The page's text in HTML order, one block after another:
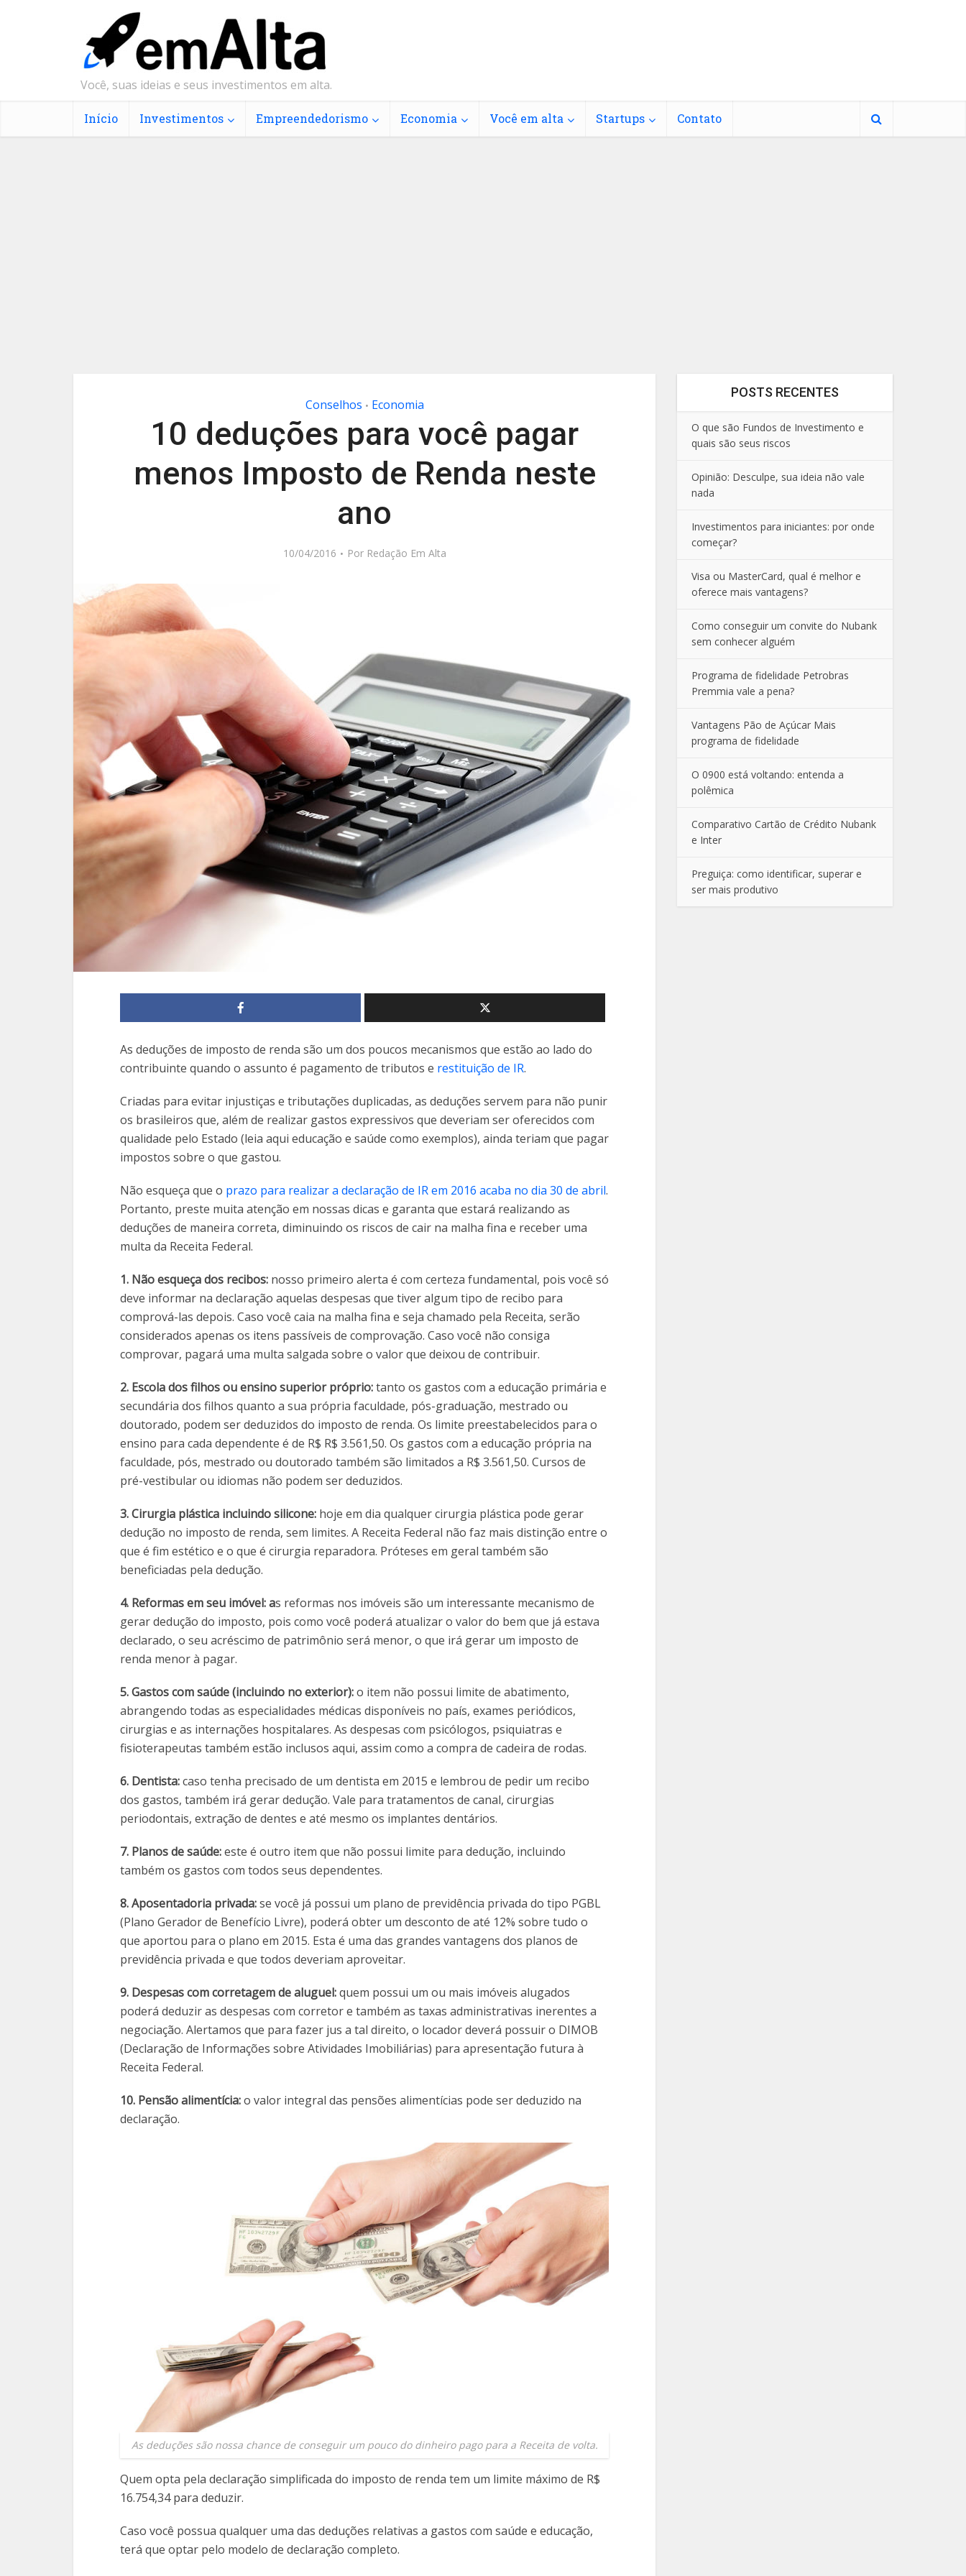
Você, suas ideias e seus investimentos em alta.
Início Investimentos Empreendedorismo Economia Você em alta Startups Contato
Conselhos • Economia
10 deduções para você pagar
menos Imposto de Renda neste
ano
10/04/2016 Por Redação Em Alta
As deduções de imposto de renda são um dos poucos mecanismos que estão ao lado do
contribuinte quando o assunto é pagamento de tributos e restituição de IR.
Criadas para evitar injustiças e tributações duplicadas, as deduções servem para não punir
os brasileiros que, além de realizar gastos expressivos que deveriam ser oferecidos com
qualidade pelo Estado (leia aqui educação e saúde como exemplos), ainda teriam que pagar
impostos sobre o que gastou.
Não esqueça que o prazo para realizar a declaração de IR em 2016 acaba no dia 30 de abril.
Portanto, preste muita atenção em nossas dicas e garanta que estará realizando as
deduções de maneira correta, diminuindo os riscos de cair na malha fina e receber uma
multa da Receita Federal.
1. Não esqueça dos recibos: nosso primeiro alerta é com certeza fundamental, pois você só
deve informar na declaração aquelas despesas que tiver algum tipo de recibo para
comprová-las depois. Caso você caia na malha fina e seja chamado pela Receita, serão
considerados apenas os itens passíveis de comprovação. Caso você não consiga
comprovar, pagará uma multa salgada sobre o valor que deixou de contribuir.
2. Escola dos filhos ou ensino superior próprio:tanto os gastos com a educação primária e
secundária dos filhos quanto a sua própria faculdade, pós-graduação, mestrado ou
doutorado, podem ser deduzidos do imposto de renda. Os limite preestabelecidos para o
ensino para cada dependente é de R$ R$ 3.561,50. Os gastos com a educação própria na
faculdade, pós, mestrado ou doutorado também são limitados a R$ 3.561,50. Cursos de
pré-vestibular ou idiomas não podem ser deduzidos.
3. Cirurgia plástica incluindo silicone: hoje em dia qualquer cirurgia plástica pode gerar
dedução no imposto de renda, sem limites. A Receita Federal não faz mais distinção entre o
que é fim estético e o que é cirurgia reparadora. Próteses em geral também são
beneficiadas pela dedução.
4. Reformas em seu imóvel: as reformas nos imóveis são um interessante mecanismo de
gerar dedução do imposto, pois como você poderá atualizar o valor do bem que já estava
declarado, o seu acréscimo de patrimônio será menor, o que irá gerar um imposto de
renda menor à pagar.
5. Gastos com saúde (incluindo no exterior):o item não possui limite de abatimento,
abrangendo todas as especialidades médicas disponíveis no país, exames periódicos,
cirurgias e as internações hospitalares. As despesas com psicólogos, psiquiatras e
fisioterapeutas também estão inclusos aqui, assim como a compra de cadeira de rodas.
6. Dentista:caso tenha precisado de um dentista em 2015 e lembrou de pedir um recibo
dos gastos, também irá gerar dedução. Vale para tratamentos de canal, cirurgias
periodontais, extração de dentes e até mesmo os implantes dentários.
7. Planos de saúde:este é outro item que não possui limite para dedução, incluindo
também os gastos com todos seus dependentes.
8. Aposentadoria privada:se você já possui um plano de previdência privada do tipo PGBL
(Plano Gerador de Benefício Livre), poderá obter um desconto de até 12% sobre tudo o
que aportou para o plano em 2015. Esta é uma das grandes vantagens dos planos de
previdência privada e que todos deveriam aproveitar.
9. Despesas com corretagem de aluguel:quem possui um ou mais imóveis alugados
poderá deduzir as despesas com corretor e também as taxas administrativas inerentes a
negociação. Alertamos que para fazer jus a tal direito, o locador deverá possuir o DIMOB
(Declaração de Informações sobre Atividades Imobiliárias) para apresentação futura à
Receita Federal.
10. Pensão alimentícia:o valor integral das pensões alimentícias pode ser deduzido na
declaração.
As deduções são nossa chance de conseguir um pouco do dinheiro pago para a Receita de volta.
Quem opta pela declaração simplificada do imposto de renda tem um limite máximo de R$
16.754,34 para deduzir.
Caso você possua qualquer uma das deduções relativas a gastos com saúde e educação,
terá que optar pelo modelo de declaração completo.
POSTS RECENTES
O que são Fundos de Investimento e
quais são seus riscos
Opinião: Desculpe, sua ideia não vale
nada
Investimentos para iniciantes: por onde
começar?
Visa ou MasterCard, qual é melhor e
oferece mais vantagens?
Como conseguir um convite do Nubank
sem conhecer alguém
Programa de fidelidade Petrobras
Premmia vale a pena?
Vantagens Pão de Açúcar Mais
programa de fidelidade
O 0900 está voltando: entenda a
polêmica
Comparativo Cartão de Crédito Nubank
e Inter
Preguiça: como identificar, superar e
ser mais produtivo